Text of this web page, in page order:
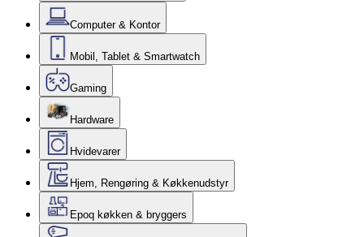
Computer & Kontor
Mobil, Tablet & Smartwatch
Gaming
Hardware
Hvidevarer
Hjem, Rengøring & Køkkenudstyr
Epoq køkken & bryggers